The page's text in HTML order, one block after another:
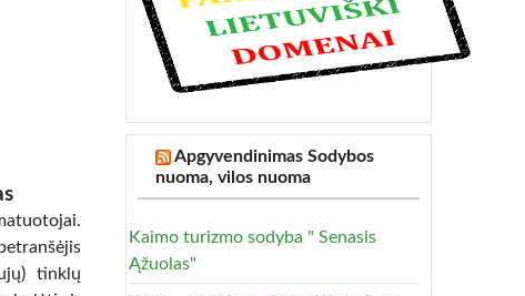
tinklų
Apgyvendinimas Sodybos
nuoma, vilos nuoma
Kaimo turizmo sodyba " Senasis
Ąžuolas"